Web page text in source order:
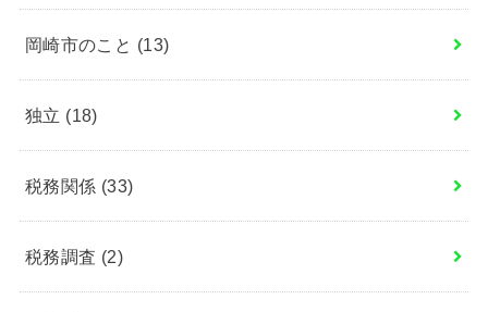
岡崎市のこと (13)
独立 (18)
税務関係 (33)
税務調査 (2)